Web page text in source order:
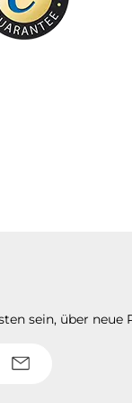
sein, über